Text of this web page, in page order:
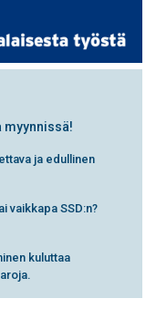
myynnissä!
ja edullinen
vaikkapa SSD:n?
kuluttaa